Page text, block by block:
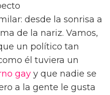
desde la sonrisa a
de la nariz. Vamos,
un político tan
él tuviera un
gay y que nadie se
a la gente le gusta